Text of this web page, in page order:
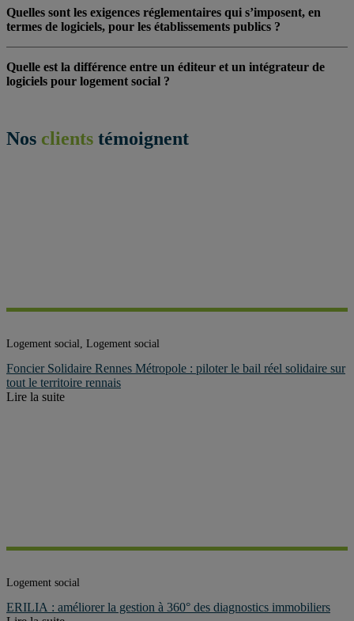
Quelles sont les exigences réglementaires qui s’imposent, en
termes de logiciels, pour les établissements publics ?
Quelle est la différence entre un éditeur et un intégrateur de
logiciels pour logement social ?
Nos clients témoignent
Logement social, Logement social
Foncier Solidaire Rennes Métropole : piloter le bail réel solidaire sur
tout le territoire rennais
Lire la suite
Logement social
ERILIA : améliorer la gestion à 360° des diagnostics immobiliers